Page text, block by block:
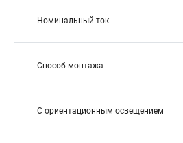
Номинальный ток
Способ монтажа
С ориентационным освещением